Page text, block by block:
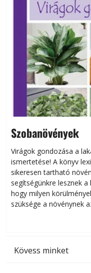
Szobanövények
Virágok gondozása a
ismertetése! A könyv
sikeresen tart­ha­tó
segítségünkre lesznek
hogy milyen
szüksége a növénynek
Kövess minket